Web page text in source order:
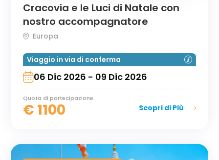
Cracovia e le Luci di Natale con
nostro accompagnatore
Europa
Viaggio in via di conferma
06 Dic 2026 - 09 Dic 2026
Quota di partecipazione
€ 1100 Scopri di Più